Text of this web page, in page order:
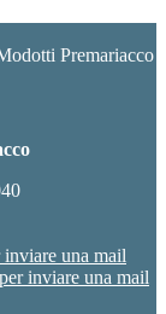
Premariacco
una mail
inviare una mail